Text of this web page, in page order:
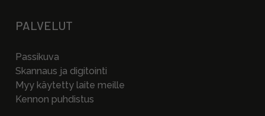
PALVELUT
Passikuva
Skannaus ja digitointi
Myy käytetty laite meille
Kennon puhdistus